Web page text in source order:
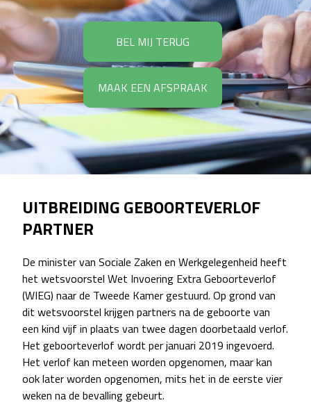
BEL MIJ TERUG
MAAK EEN AFSPRAAK
UITBREIDING GEBOORTEVERLOF
PARTNER
De minister van Sociale Zaken en Werkgelegenheid heeft
het wetsvoorstel Wet Invoering Extra Geboorteverlof
(WIEG) naar de Tweede Kamer gestuurd. Op grond van
dit wetsvoorstel krijgen partners na de geboorte van
een kind vijf in plaats van twee dagen doorbetaald verlof.
Het geboorteverlof wordt per januari 2019 ingevoerd.
Het verlof kan meteen worden opgenomen, maar kan
ook later worden opgenomen, mits het in de eerste vier
weken na de bevalling gebeurt.